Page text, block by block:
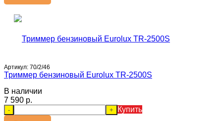
Артикул: 70/2/46
Триммер бензиновый Eurolux TR-2500S
В наличии
7 590 p.
- + Купить